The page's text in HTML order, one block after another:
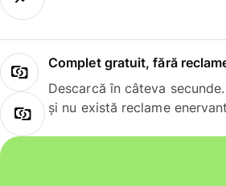
Complet gratuit, fără
Descarcă în câteva
și nu există reclame